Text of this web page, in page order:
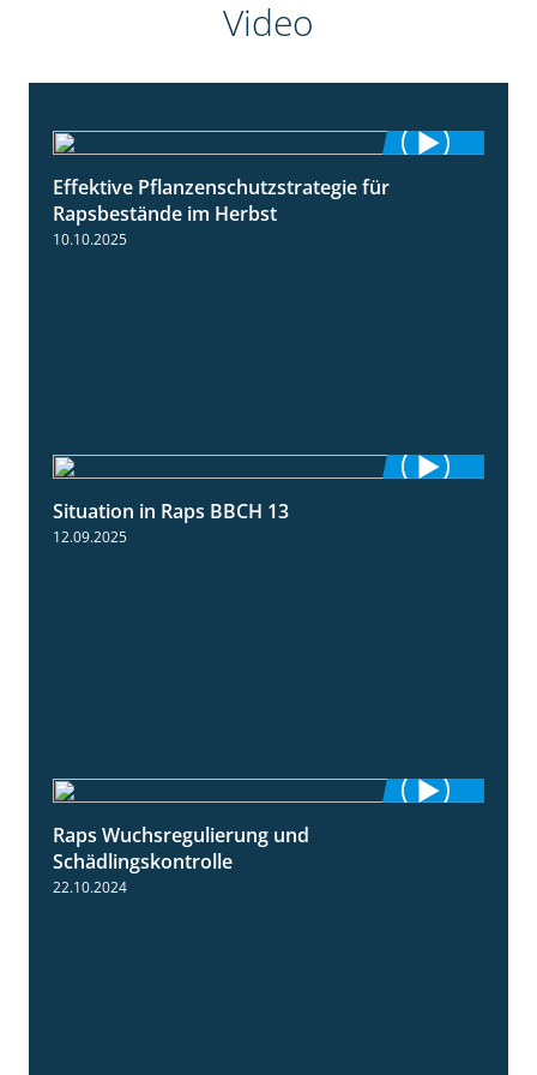
Video
Effektive Pflanzenschutzstrategie für
Rapsbestände im Herbst
10.10.2025
Situation in Raps BBCH 13
12.09.2025
Raps Wuchsregulierung und
Schädlingskontrolle
22.10.2024